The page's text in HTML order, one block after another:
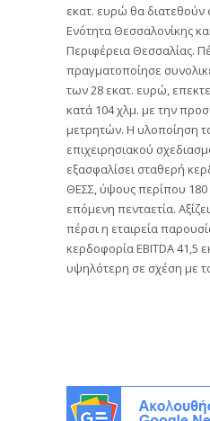
εκατ. ευρώ θα διατεθούν
Ενότητα Θεσσαλονίκης
Περιφέρεια Θεσσαλίας.
πραγματοποίησε
των 28 εκατ. ευρώ,
κατά 104 χλμ. με την
μετρητών. Η υλοποίηση
επιχειρησιακού
εξασφαλίσει σταθερή
ΘΕΣΣ, ύψους περίπου 180
επόμενη πενταετία.
πέρσι η εταιρεία
κερδοφορία EBITDA 41,5
υψηλότερη σε σχέση με